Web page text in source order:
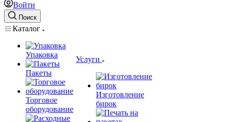
Войти
Поиск
Каталог
Упаковка
Пакеты
Торговое
оборудование
Услуги
Изготовление
бирок